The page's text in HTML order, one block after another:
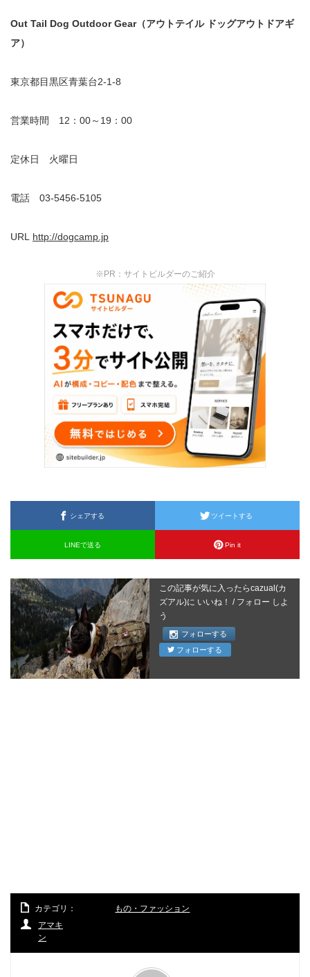
Out Tail Dog Outdoor Gear（アウトテイル ドッグアウトドアギ
ア）
東京都目黒区青葉台2-1-8
営業時間 12：00～19：00
定休日 火曜日
電話 03-5456-5105
URL http://dogcamp.jp
※PR：サイトビルダーのご紹介
シェアする ツイートする
LINEで送る Pin it
この記事が気に入ったらcazual(カ
ズアル)に いいね！ / フォロー しよ
う
フォローする
フォローする
カテゴリ：
もの・ファッション
アマキ
ン